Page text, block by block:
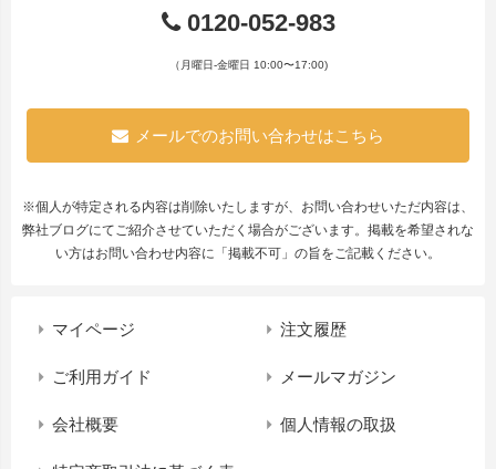
0120-052-983
（月曜日-金曜日 10:00〜17:00)
メールでのお問い合わせはこちら
※個人が特定される内容は削除いたしますが、お問い合わせいただ内容は、
弊社ブログにてご紹介させていただく場合がございます。掲載を希望されな
い方はお問い合わせ内容に「掲載不可」の旨をご記載ください。
マイページ 注文履歴
ご利用ガイド メールマガジン
会社概要 個人情報の取扱